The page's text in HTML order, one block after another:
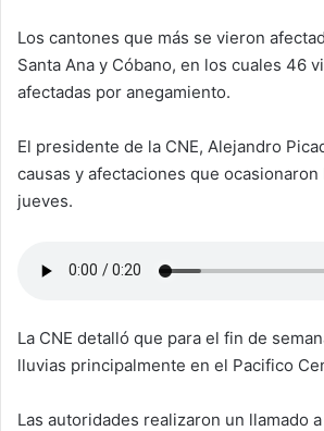
Los cantones que más se vieron
Santa Ana y Cóbano, en los cuales 46
afectadas por anegamiento.
El presidente de la CNE, Alejandro
causas y afectaciones que
jueves.
La CNE detalló que para el fin de
lluvias principalmente en el Pacifico
Las autoridades realizaron un llamado